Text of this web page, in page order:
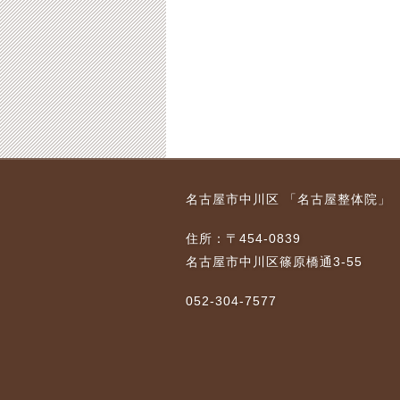
名古屋市中川区 「名古屋整体院」
住所：〒454-0839
名古屋市中川区篠原橋通3-55
052-304-7577